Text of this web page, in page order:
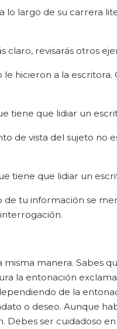
largo de su carrera
claro, revisarás otros
hicieron a la escritora.
tiene que lidiar un
de vista del sujeto no
tiene que lidiar un
tu información se
manera. Sabes
la entonación
de la
o deseo. Aunque
Debes ser cuidadoso